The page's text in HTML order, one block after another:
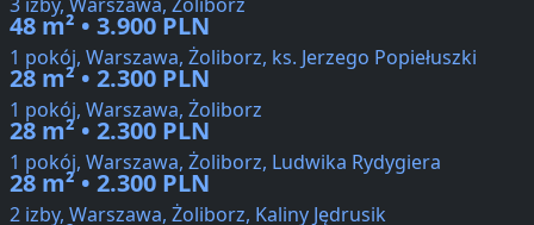
48 m² • 3.900 PLN
1 pokój, Warszawa, Żoliborz, ks. Jerzego Popiełuszki
28 m² • 2.300 PLN
1 pokój, Warszawa, Żoliborz
28 m² • 2.300 PLN
1 pokój, Warszawa, Żoliborz, Ludwika Rydygiera
28 m² • 2.300 PLN
2 izby, Warszawa, Żoliborz, Kaliny Jędrusik